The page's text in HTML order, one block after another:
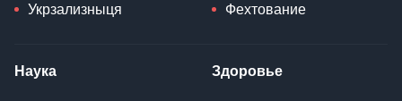
Укрзализныця Фехтование
Наука Здоровье